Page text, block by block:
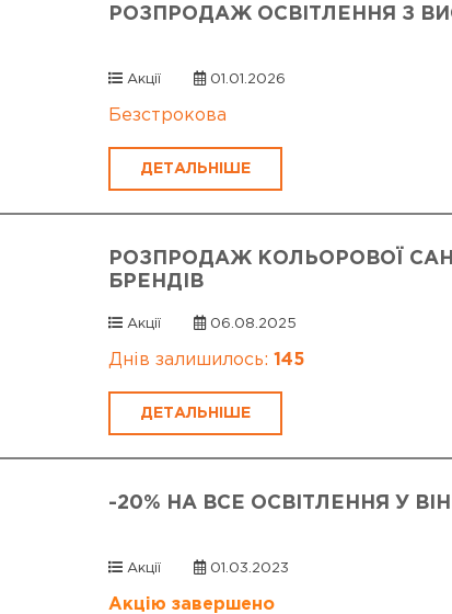
РОЗПРОДАЖ ОСВІТЛЕННЯ З
Акції 01.01.2026
Безстрокова
ДЕТАЛЬНІШЕ
РОЗПРОДАЖ КОЛЬОРОВОЇ
БРЕНДІВ
Акції 06.08.2025
Днів залишилось: 145
ДЕТАЛЬНІШЕ
-20% НА ВСЕ ОСВІТЛЕННЯ У
Акції 01.03.2023
Акцію завершено